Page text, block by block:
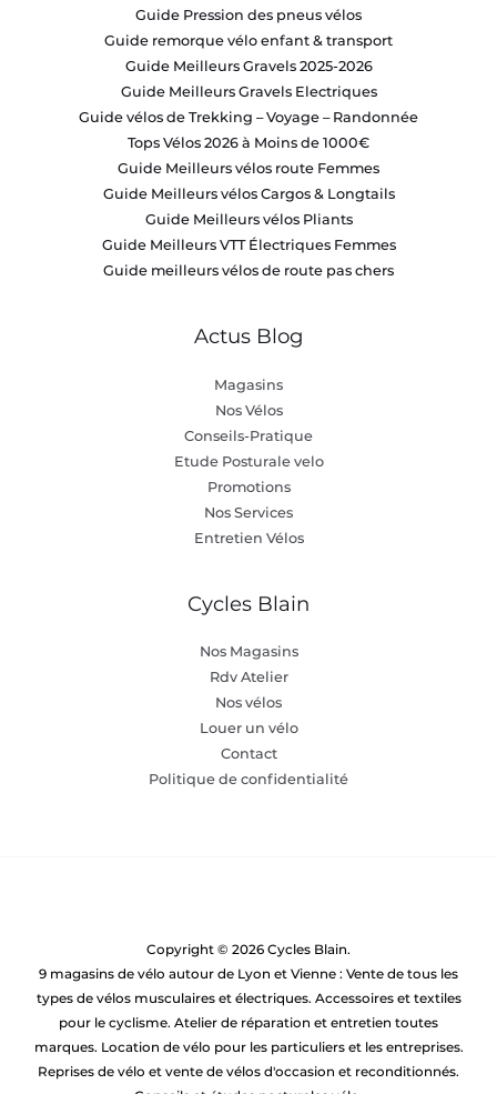
Guide Pression des pneus vélos
Guide remorque vélo enfant & transport
Guide Meilleurs Gravels 2025-2026
Guide Meilleurs Gravels Electriques
Guide vélos de Trekking – Voyage – Randonnée
Tops Vélos 2026 à Moins de 1000€
Guide Meilleurs vélos route Femmes
Guide Meilleurs vélos Cargos & Longtails
Guide Meilleurs vélos Pliants
Guide Meilleurs VTT Électriques Femmes
Guide meilleurs vélos de route pas chers
Actus Blog
Magasins
Nos Vélos
Conseils-Pratique
Etude Posturale velo
Promotions
Nos Services
Entretien Vélos
Cycles Blain
Nos Magasins
Rdv Atelier
Nos vélos
Louer un vélo
Contact
Politique de confidentialité
Copyright © 2026 Cycles Blain.
9 magasins de vélo autour de Lyon et Vienne : Vente de tous les
types de vélos musculaires et électriques. Accessoires et textiles
pour le cyclisme. Atelier de réparation et entretien toutes
marques. Location de vélo pour les particuliers et les entreprises.
Reprises de vélo et vente de vélos d'occasion et reconditionnés.